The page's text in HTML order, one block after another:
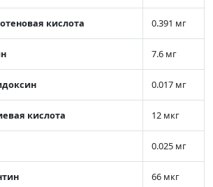
кислота 0.391 мг
7.6 мг
0.017 мг
кислота 12 мкг
0.025 мг
66 мкг